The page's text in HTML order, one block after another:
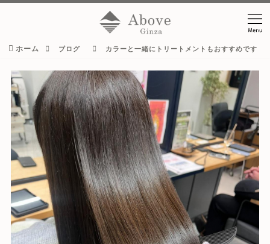
ホーム ブログ カラーと一緒にトリートメントもおすすめです